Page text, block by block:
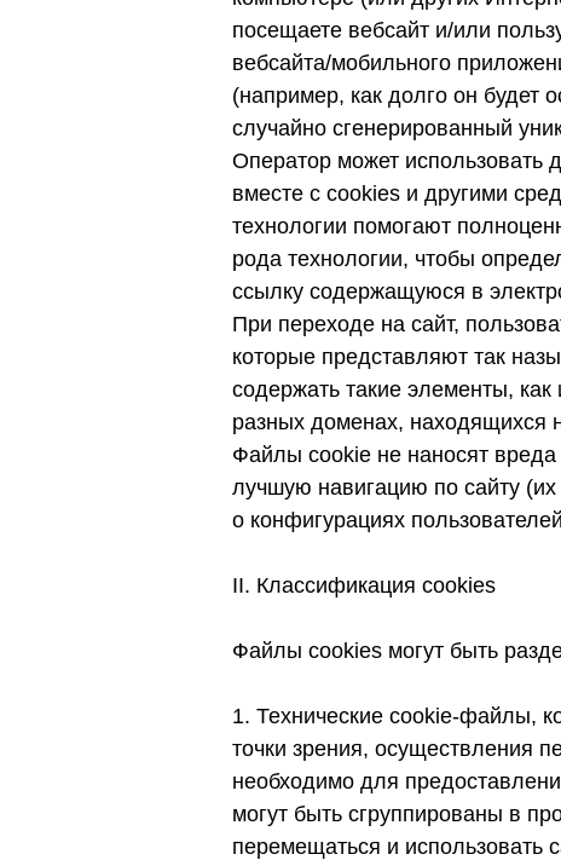
посещаете вебсайт и/или
вебсайта/мобильного
(например, как долго он будет
случайно сгенерированный
Оператор может использовать
вместе с cookies и другими
технологии помогают
рода технологии, чтобы
ссылку содержащуюся в
При переходе на сайт,
которые представляют так
содержать такие элементы,
разных доменах, находящихся
Файлы cookie не наносят
лучшую навигацию по сайту
о конфигурациях
II. Классификация cookies
Файлы сookies могут быть
1. Технические cookie-файлы,
точки зрения, осуществления
необходимо для
могут быть сгруппированы в
перемещаться и использовать